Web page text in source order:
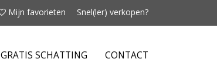
Mijn favorieten Snel(ler) verkopen?
GRATIS SCHATTING CONTACT